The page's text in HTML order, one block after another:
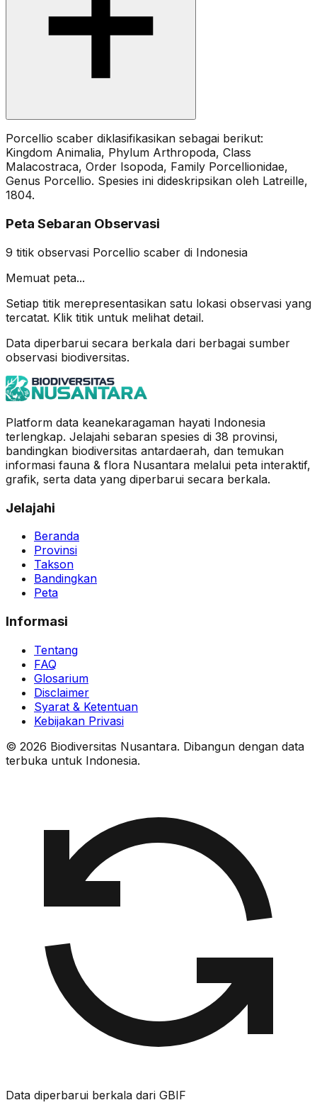
Porcellio scaber diklasifikasikan sebagai berikut:
Kingdom Animalia, Phylum Arthropoda, Class
Malacostraca, Order Isopoda, Family Porcellionidae,
Genus Porcellio. Spesies ini dideskripsikan oleh Latreille,
1804.
Peta Sebaran Observasi
9 titik observasi Porcellio scaber di Indonesia
Memuat peta...
Setiap titik merepresentasikan satu lokasi observasi yang
tercatat. Klik titik untuk melihat detail.
Data diperbarui secara berkala dari berbagai sumber
observasi biodiversitas.
Platform data keanekaragaman hayati Indonesia
terlengkap. Jelajahi sebaran spesies di 38 provinsi,
bandingkan biodiversitas antardaerah, dan temukan
informasi fauna & flora Nusantara melalui peta interaktif,
grafik, serta data yang diperbarui secara berkala.
Jelajahi
Beranda
Provinsi
Takson
Bandingkan
Peta
Informasi
Tentang
FAQ
Glosarium
Disclaimer
Syarat & Ketentuan
Kebijakan Privasi
© 2026 Biodiversitas Nusantara. Dibangun dengan data
terbuka untuk Indonesia.
Data diperbarui berkala dari GBIF